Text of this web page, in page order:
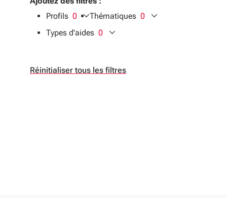
Profils 0
filtres sélectionnés
Thématiques 0
filtres sélectionnés
Types d'aides 0
filtres sélectionnés
Réinitialiser tous les filtres